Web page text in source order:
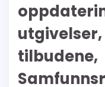
utgivelser,
tilbudene,